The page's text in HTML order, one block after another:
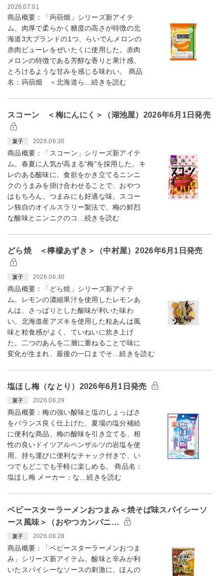
2026.07.01
商品概要：「蒟蒻畑」シリーズ新アイテ
ム。肉厚で柔らかく糖度の高さが特徴の北
海道3大ブランドの1つ、らいでんメロンの
赤肉ピューレをぜいたくに使用した。赤肉
メロンの特徴である芳醇な香りと果汁感、
とろけるような甘みを感じる味わい。 商品
名：蒟蒻畑 ＜北海道ら…続きを読む
スコーン ＜梅にんにく＞（湖池屋）2026年6月1日発売
菓子 2026.06.30
商品概要：「スコーン」シリーズ新アイテ
ム。春夏に人気が高まる“梅”を採用した。キ
レのある酸味に、食欲をかき立てるニンニ
クのうまみを掛け合わせることで、おやつ
はもちろん、つまみにも好適な味。スコー
ン独自のオイルスラリー製法で、梅の鮮烈
な酸味とニンニクのコ…続きを読む
どら焼 ＜檸檬あずき＞（中村屋）2026年6月1日発売
菓子 2026.06.30
商品概要：「どら焼」シリーズ新アイテ
ム。レモンの濃縮果汁を使用したレモンあ
んは、さっぱりとした酸味が利いた味わ
い。北海道産アズキを使用した粒あんは風
味と粒食感がよく、ていねいに炊き上げ
た。二つのあんを二層に重ねることで味に
変化が生まれ、最後の一口までそ…続きを読む
塩ほし梅（なとり）2026年6月1日発売
菓子 2026.06.29
商品概要：梅の強い酸味と塩のしょっぱさ
をバランス良く仕上げた、夏場の塩分補給
に便利な商品。梅の酸味を引き立てる、相
性の良いドイツアルペンザルツの岩塩を使
用。持ち運びに便利なチャック付きで、い
つでもどこでも手軽に楽しめる。 商品名：
塩ほし梅 メーカー：な…続きを読む
ベビースターラーメンおつまみ＜焼そば味スパイシーソ
ース風味＞（おやつカンパニ…
菓子 2026.06.28
商品概要：「ベビースターラーメンおつま
み」シリーズ新アイテム。酸味と辛みが利
いたスパイシーなソースの刺激に、ほんの